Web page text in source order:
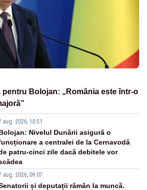
pentru Bolojan: „România este într-o
aug. 2026, 10:51
Nivelul Dunării asigură o
a centralei de la Cernavodă
patru-cinci zile dacă debitele vor
aug. 2026, 09:07
și deputații rămân la muncă.